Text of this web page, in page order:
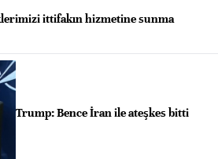
ittifakın hizmetine sunma
Trump: Bence İran ile ateşkes bitti